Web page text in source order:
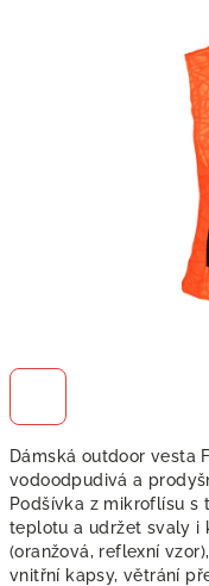
Dámská outdoor vesta
vodoodpudivá a
Podšívka z mikroflísu
teplotu a udržet svaly i
(oranžová, reflexní
vnitřní kapsy, větrání